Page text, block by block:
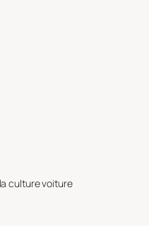
culture voiture